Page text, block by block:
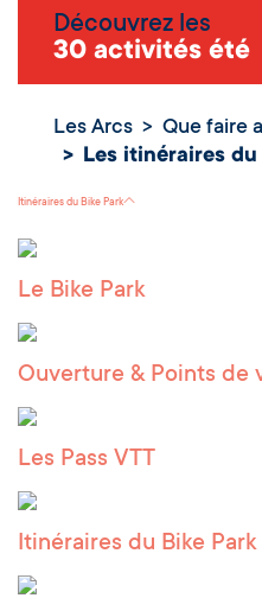
Découvrez les
30 activités été
Les Arcs Que faire
Les itinéraires du
Les itinéraires
Itinéraires du Bike Park
Le Bike Park
Ouverture & Points de
Les Pass VTT
Itinéraires du Bike Park